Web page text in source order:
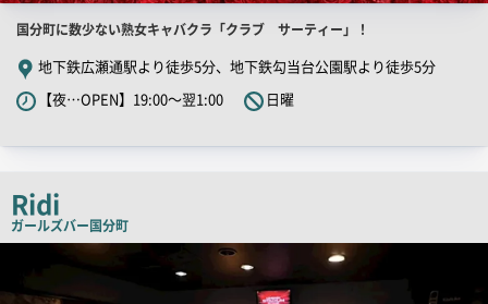
店
舗
PR
キ
コ
ピ
国分町に数少ない熟女キャバクラ「クラブ サーティー」！
地下鉄広瀬通駅より徒歩5分、地下鉄勾当台公園駅より徒歩5分
【夜…OPEN】19:00～翌1:00
日曜
Ridi
ガールズバー国分町
店
画